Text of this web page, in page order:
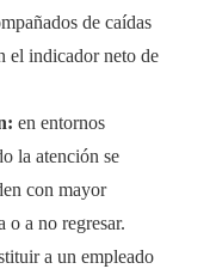
de caídas
el indicador neto de
en entornos
la atención se
con mayor
o a no regresar.
a un empleado